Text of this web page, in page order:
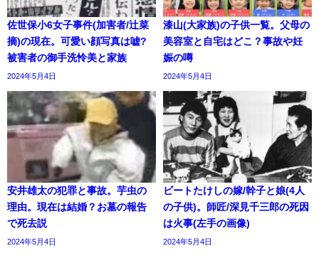
佐世保小6女子事件(加害者/辻菜
摘)の現在。可愛い顔写真は嘘?
被害者の御手洗怜美と家族
2024年5月4日
漆山(大家族)の子供一覧。父母の
美容室と自宅はどこ？事故や妊
娠の噂
2024年5月4日
安井雄太の犯罪と事故。芋虫の
理由。現在は結婚？お墓の報告
で死去説
2024年5月4日
ビートたけしの嫁/幹子と娘(4人
の子供)。師匠/深見千三郎の死因
は火事(左手の画像)
2024年5月4日